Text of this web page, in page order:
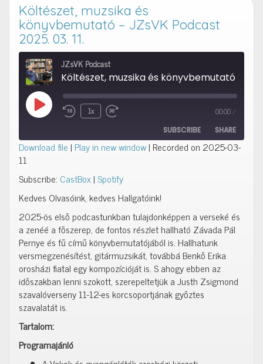
Költészet, muzsika és
könyvbemutató – JZsVK Podcast
2025. 03. 11.
JZsVK Podcast
Play EpisodeRewind 10 Seconds
1x Fast Forward 10 seconds 00:00 /
SUBSCRIBE SHARE
RSS FEED
EMBED
Download file | Play in new window| Recorded on 2025-03-
11
Subscribe: CastBox|Spotify
Kedves Olvasóink, kedves Hallgatóink!
2025-ös első podcastunkban tulajdonképpen a verseké és
a zenéé a főszerep, de fontos részlet hallható Závada Pál
Pernye és fű című könyvbemutatójából is. Hallhatunk
versmegzenésítést, gitármuzsikát, továbbá Benkő Erika
orosházi fiatal egy kompozícióját is. S ahogy ebben az
időszakban lenni szokott, szerepeltetjük a Justh Zsigmond
szavalóverseny 11-12-es korcsoportjának győztes
szavalatát is.
Tartalom:
Programajánló